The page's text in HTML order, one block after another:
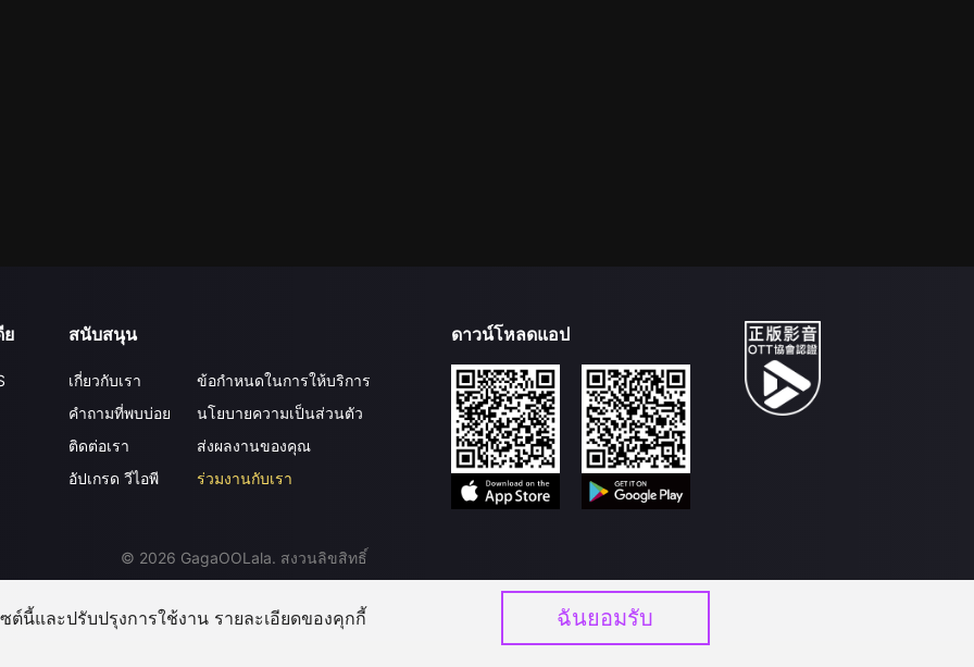
ย สนับสนุน
เกี่ยวกับเรา
คำถามที่พบบ่อย
ติดต่อเรา
อัปเกรด วีไอพี
ข้อกำหนดในการให้บริการ
นโยบายความเป็นส่วนตัว
ส่งผลงานของคุณ
ร่วมงานกับเรา
ดาวน์โหลดแอป
© 2026 GagaOOLala. สงวนลิขสิทธิ์
ต์นี้และปรับปรุงการใช้งาน รายละเอียดของคุกกี้ ฉันยอมรับ